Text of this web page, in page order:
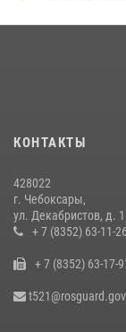
программы «Время
27 июля 2026, 05:05
В преддверии
Республике
16 июля 2026, 12:46
При поддержке
КОНТАКТЫ
428022
г. Чебоксары,
ул. Декабристов, д.
+ 7 (8352) 63-11-26
+ 7 (8352) 63-17-